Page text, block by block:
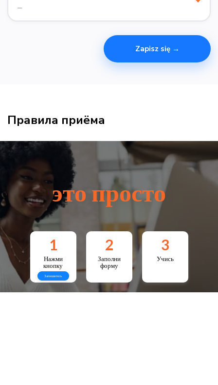
—
Zapisz się →
Правила приёма
это просто
1
Нажми
кнопку
Запишитесь
2
Заполни
форму
3
Учись